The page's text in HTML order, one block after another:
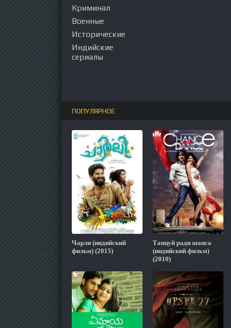
Криминал
Военные
Исторические
Индийские
сериалы
ПОПУЛЯРНОЕ
Чарли (индийский
фильм) (2015)
Танцуй ради шанса
(индийский фильм)
(2010)